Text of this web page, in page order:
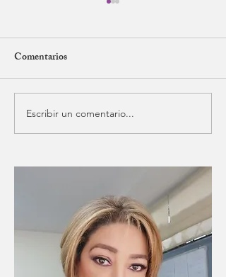
OPINANDO ANDO
Comentarios
Escribir un comentario...